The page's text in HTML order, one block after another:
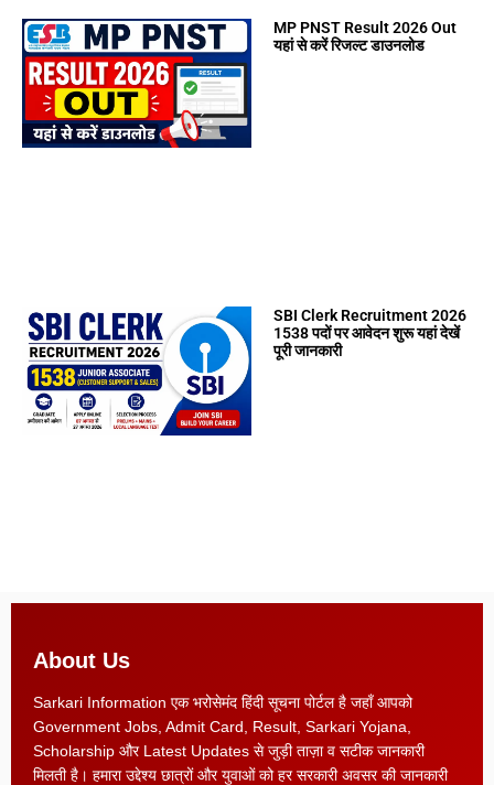
MP PNST Result 2026 Out
यहां से करें रिजल्ट डाउनलोड
SBI Clerk Recruitment 2026
1538 पदों पर आवेदन शुरू यहां देखें
पूरी जानकारी
About Us
Sarkari Information एक भरोसेमंद हिंदी सूचना पोर्टल है जहाँ आपको
Government Jobs, Admit Card, Result, Sarkari Yojana,
Scholarship और Latest Updates से जुड़ी ताज़ा व सटीक जानकारी
मिलती है। हमारा उद्देश्य छात्रों और युवाओं को हर सरकारी अवसर की जानकारी